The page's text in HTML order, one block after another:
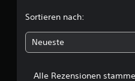
Sortieren nach:
Neueste
Alle Rezensionen